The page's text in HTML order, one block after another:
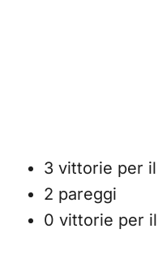
3 vittorie per il
2 pareggi
0 vittorie per il